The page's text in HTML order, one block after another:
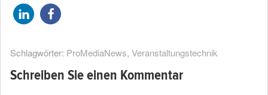
Schlagwörter: ProMediaNews, Veranstaltungstechnik
Schreiben Sie einen Kommentar